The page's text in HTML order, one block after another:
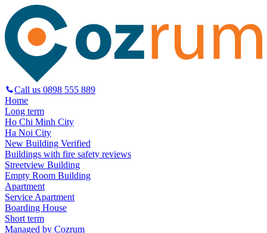
Call us 0898 555 889
Home
Long term
Ho Chi Minh City
Ha Noi City
New Building Verified
Buildings with fire safety reviews
Streetview Building
Empty Room Building
Apartment
Service Apartment
Boarding House
Short term
Managed by Cozrum